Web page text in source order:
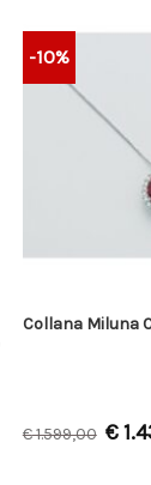
-10%
Collana Miluna
€1.599,00 €